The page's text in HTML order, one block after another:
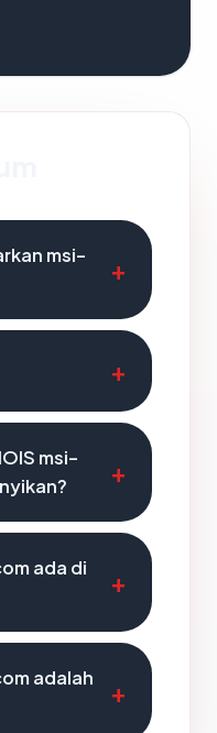
msi-
msi-
ada di
adalah